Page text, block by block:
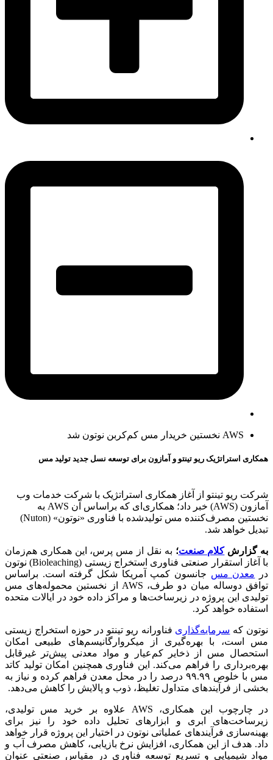
AWS نخستین خریدار مس کم‌کربن نوتون شد
همکاری استراتژیک ریو تینتو و آمازون برای توسعه نسل جدید تولید مس
شرکت ریو تینتو از آغاز همکاری استراتژیک با شرکت خدمات وب
آمازون (AWS) خبر داد؛ همکاری‌ای که براساس آن AWS به
نخستین مصرف‌کننده مس تولیدشده با فناوری «نوتون» (Nuton)
تبدیل خواهد شد.
به گزارشکلام صنعت؛ به نقل از مس پرس، این همکاری هم‌زمان
با آغاز استقرار صنعتی فناوری استخراج زیستی (Bioleaching) نوتون
در معدن مس جانسون کمپ آمریکا شکل گرفته است. براساس
توافق دوساله میان دو طرف، AWS از نخستین محموله‌های مس
تولیدی این پروژه در زیرساخت‌ها و مراکز داده خود در ایالات متحده
استفاده خواهد کرد.
نوتون که سرمایه‌گذاری فناورانه ریو تینتو در حوزه استخراج زیستی
مس است، با بهره‌گیری از میکروارگانیسم‌های طبیعی امکان
استحصال مس از ذخایر کم‌عیار و مواد معدنی پیش‌تر غیرقابل
بهره‌برداری را فراهم می‌کند. این فناوری همچنین امکان تولید کاتد
مس با خلوص ۹۹.۹۹ درصد را در محل معدن فراهم کرده و نیاز به
بخشی از فرآیندهای متداول تغلیظ، ذوب و پالایش را کاهش می‌دهد.
در چارچوب این همکاری، AWS علاوه بر خرید مس تولیدی،
زیرساخت‌های ابری و ابزارهای تحلیل داده خود را نیز برای
بهینه‌سازی فرآیندهای عملیاتی نوتون در اختیار این پروژه قرار خواهد
داد. هدف از این همکاری، افزایش نرخ بازیابی، کاهش مصرف آب و
مواد شیمیایی و تسریع توسعه فناوری در مقیاس صنعتی عنوان